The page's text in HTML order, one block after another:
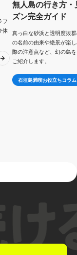
フ
体
無人島の行き方
ズン完全ガイド
真っ白な砂浜と透明度抜
の名前の由来や絶景が楽
際の注意点など、幻の島
ご紹介します。
石垣島満喫お役立ちコラム